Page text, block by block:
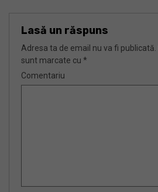
Lasă un răspuns
Adresa ta de email nu va fi publicată.
sunt marcate cu *
Comentariu